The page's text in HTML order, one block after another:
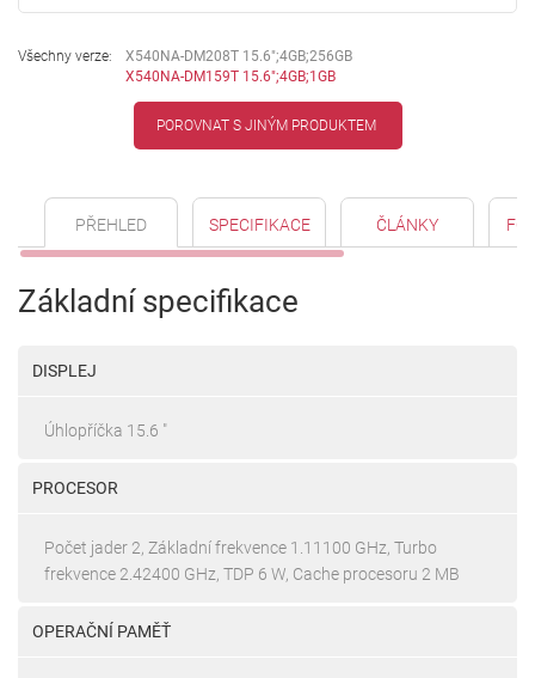
Všechny verze:
X540NA-DM208T 15.6";4GB;256GB
X540NA-DM159T 15.6";4GB;1GB
POROVNAT S JINÝM PRODUKTEM
PŘEHLED SPECIFIKACE ČLÁNKY
Základní specifikace
DISPLEJ
Úhlopříčka 15.6 "
PROCESOR
Počet jader 2, Základní frekvence 1.11100 GHz, Turbo
frekvence 2.42400 GHz, TDP 6 W, Cache procesoru 2 MB
OPERAČNÍ PAMĚŤ